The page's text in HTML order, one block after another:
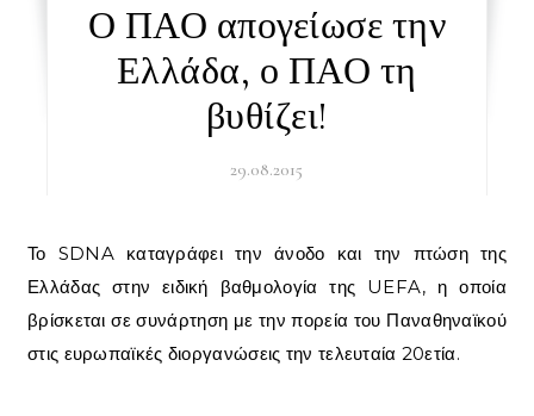
Ο ΠΑΟ απογείωσε την
Ελλάδα, ο ΠΑΟ τη
βυθίζει!
29.08.2015
Το SDNA καταγράφει την άνοδο και την πτώση της
Ελλάδας στην ειδική βαθμολογία της UEFA, η οποία
βρίσκεται σε συνάρτηση με την πορεία του Παναθηναϊκού
στις ευρωπαϊκές διοργανώσεις την τελευταία 20ετία.